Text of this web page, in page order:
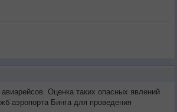
Оценка таких опасных явлений
аэропорта Бингa для проведения